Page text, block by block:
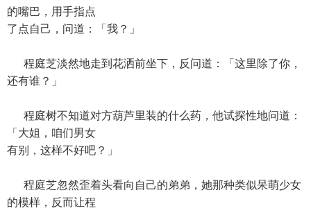
的嘴巴，用手指点
了点自己，问道：「我？」
程庭芝淡然地走到花洒前坐下，反问道：「这里除了你，
还有谁？」
程庭树不知道对方葫芦里装的什么药，他试探性地问道：
「大姐，咱们男女
有别，这样不好吧？」
程庭芝忽然歪着头看向自己的弟弟，她那种类似呆萌少女
的模样，反而让程